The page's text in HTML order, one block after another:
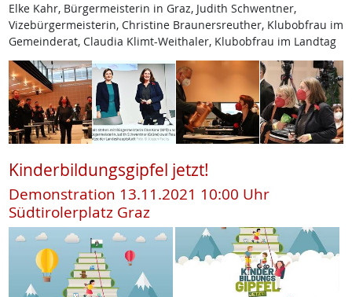
Elke Kahr, Bürgermeisterin in Graz, Judith Schwentner,
Vizebürgermeisterin, Christine Braunersreuther, Klubobfrau im
Gemeinderat, Claudia Klimt-Weithaler, Klubobfrau im Landtag
Kinderbildungsgipfel jetzt!
Demonstration 13.11.2021 10:00 Uhr
Südtirolerplatz Graz